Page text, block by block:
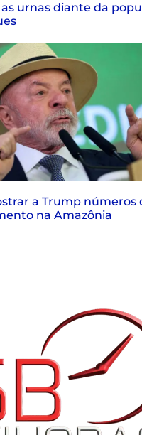
urnas diante da
a Trump números
na Amazônia